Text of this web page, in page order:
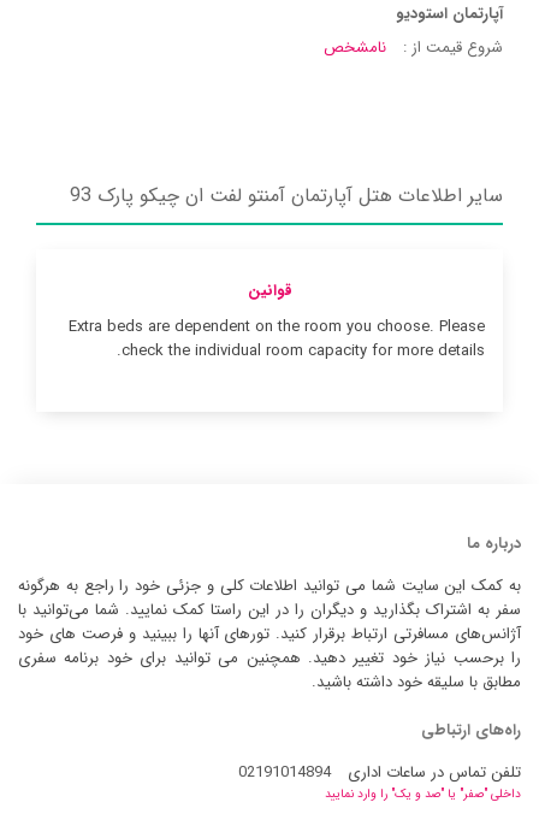
آپارتمان استودیو
شروع قیمت از :
نامشخص
سایر اطلاعات هتل آپارتمان آمنتو لفت ان چیکو پارک 93
قوانین
Extra beds are dependent on the room you choose. Please
check the individual room capacity for more details.
درباره ما
به کمک این سایت شما می توانید اطلاعات کلی و جزئی خود را راجع به هرگونه
سفر به اشتراک بگذارید و دیگران را در این راستا کمک نمایید. شما می‌توانید با
آژانس‌های مسافرتی ارتباط برقرار کنید. تورهای آنها را ببینید و فرصت های خود
را برحسب نیاز خود تغییر دهید. همچنین می توانید برای خود برنامه سفری
مطابق با سلیقه خود داشته باشید.
راه‌های ارتباطی
تلفن تماس در ساعات اداری
02191014894
داخلی "صفر" یا "صد و یک" را وارد نمایید